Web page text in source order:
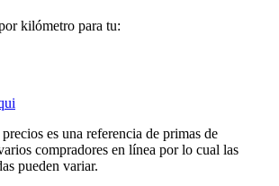
kilómetro para tu:
es una referencia de primas de
compradores en línea por lo cual las
pueden variar.